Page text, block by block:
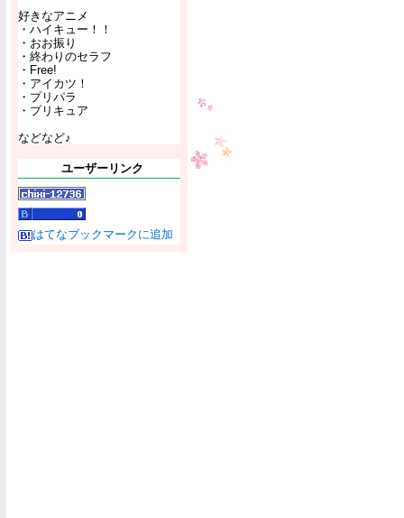
好きなアニメ
・ハイキュー！！
・おお振り
・終わりのセラフ
・Free!
・アイカツ！
・プリパラ
・プリキュア
などなど♪
ユーザーリンク
はてなブックマークに追加